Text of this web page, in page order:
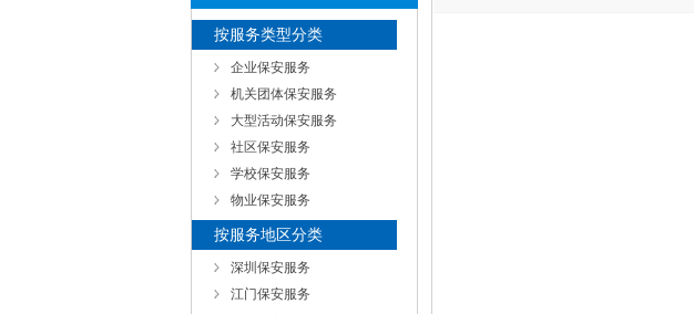
按服务类型分类
企业保安服务
机关团体保安服务
大型活动保安服务
社区保安服务
学校保安服务
物业保安服务
按服务地区分类
深圳保安服务
江门保安服务